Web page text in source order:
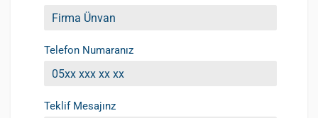
Telefon Numaranız
Teklif Mesajınz